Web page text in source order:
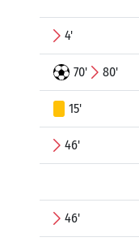
4'
70' 80'
15'
46'
46'